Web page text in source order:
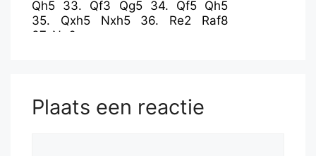
Qh5 33. Qf3 Qg5 34. Qf5
Qh5
35. Qxh5 Nxh5 36. Re2
Raf8
37. Ng6+
Plaats een reactie